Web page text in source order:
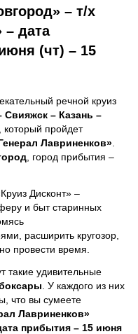
– т/х
– дата
(чт) – 15
речной круиз
– Казань –
, который пройдет
Лавриненков»
, город прибытия –
Дисконт» –
и быт старинных
расширить кругозор,
провести время.
такие удивительные
. У каждого из них
что вы сумеете
Лавриненков»
прибытия – 15 июня